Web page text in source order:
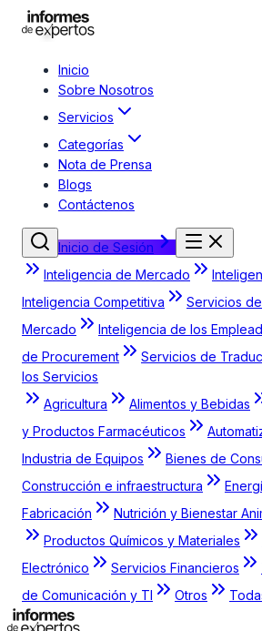
Inicio
Sobre Nosotros
Servicios
Categorías
Nota de Prensa
Blogs
Contáctenos
Inicio de Sesión
Inteligencia de Mercado
Inteligencia Competitiva
Servicios
Mercado
Inteligencia de los
de Procurement
Servicios de
los Servicios
Agricultura
Alimentos y Bebidas
y Productos Farmacéuticos
Industria de Equipos
Bienes de
Construcción e infraestructura
Fabricación
Nutrición y Bienestar
Productos Químicos y Materiales
Electrónico
Servicios Financieros
de Comunicación y TI
Otros